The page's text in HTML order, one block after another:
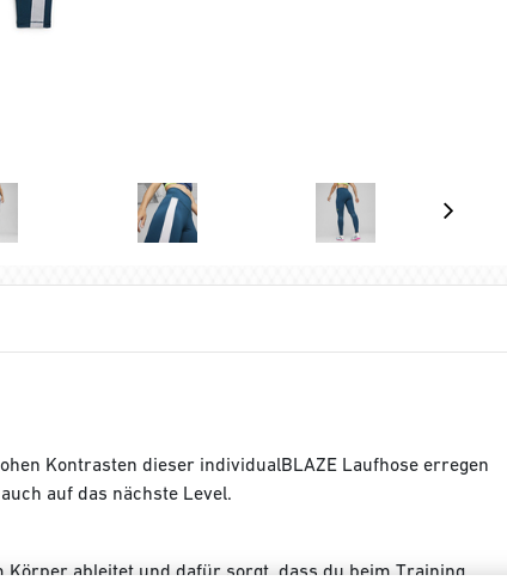
Kontrasten dieser individualBLAZE Laufhose erregen
auf das nächste Level.
Körper ableitet und dafür sorgt, dass du beim Training